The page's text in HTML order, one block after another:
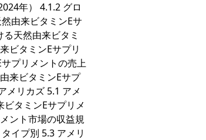
年） 4.1.2 グロ
由来ビタミンEサ
天然由来ビタミ
ビタミンEサプリ
プリメントの売上
来ビタミンEサプ
メリカズ 5.1 アメ
タミンEサプリメ
ント市場の収益規
イプ別 5.3 アメリ